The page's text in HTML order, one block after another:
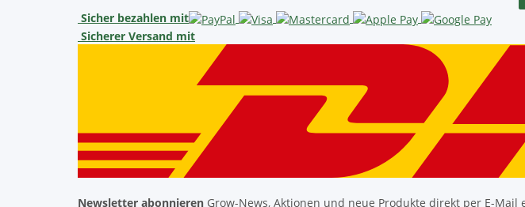
Sicher bezahlen mit
Sicherer Versand mit
Newsletter abonnieren Grow-News, Aktionen und neue Produkte direkt per E-Mail